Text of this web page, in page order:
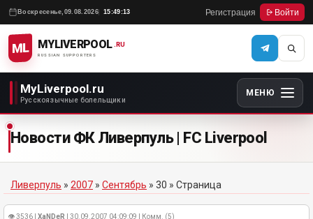
Воскресенье, 09.08.2026 15:49:13 Регистрация Войти
ML MYLIVERPOOL
RUSSIAN SUPPORTERS
.RU
MyLiverpool.ru
Русскоязычные болельщики
МЕНЮ
Новости ФК Ливерпуль | FC Liverpool
Ливерпуль » 2007 » Сентябрь » 30 » Страница
👁 3536 | XaNDeR | 30.09.2007 04:09:09 | Комм. (5)